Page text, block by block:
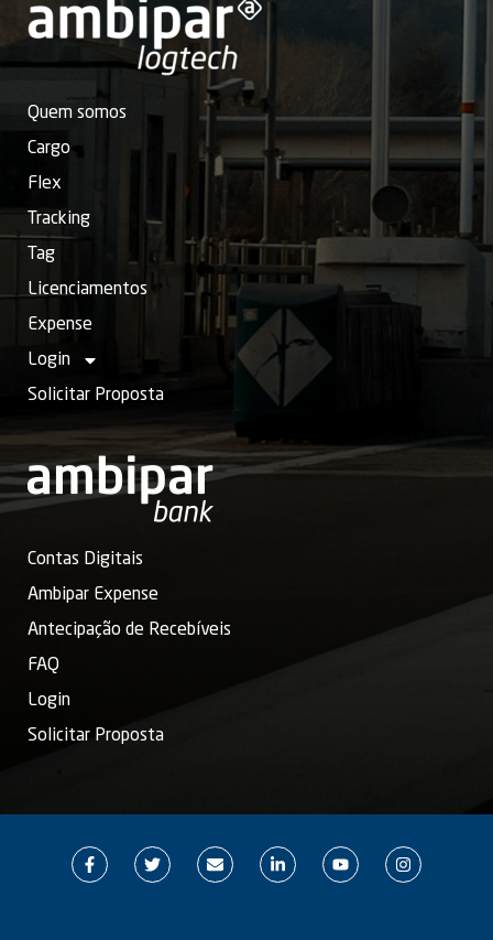
Quem somos
Cargo
Flex
Tracking
Tag
Licenciamentos
Expense
Login
Solicitar Proposta
Contas Digitais
Ambipar Expense
Antecipação de Recebíveis
FAQ
Login
Solicitar Proposta